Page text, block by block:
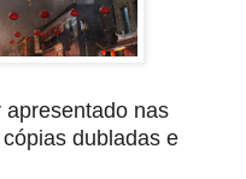
nas
dubladas e